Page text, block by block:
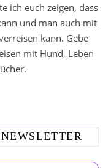
ich euch zeigen, dass
und man auch mit
kann. Gebe
mit Hund, Leben